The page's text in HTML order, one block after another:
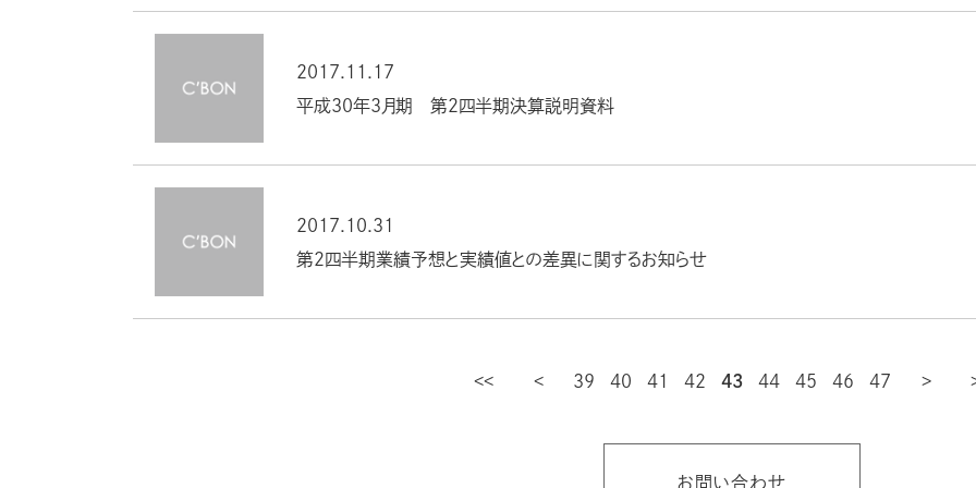
2017.11.17
平成30年３月期 第２四半期決算説明資料
2017.10.31
第２四半期業績予想と実績値との差異に関するお知らせ
最初 前
39 40 41 42 43 44 45 46 47
お問い合わせ